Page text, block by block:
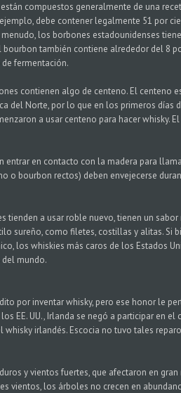
compuestos generalmente de una
debe contener legalmente 51 por
los borbones estadounidenses
también contiene alrededor del 8
fermentación.
contienen algo de centeno. El centeno
del Norte, por lo que en los primeros días
a usar centeno para hacer whisky.
entrar en contacto con la madera para
o bourbon rectos) deben envejecerse
tienden a usar roble nuevo, tienen un sabor
sureño, como filetes, costillas y alitas. Si
los whiskies más caros de los Estados
mundo.
por inventar whisky, pero ese honor le
EE. UU., Irlanda se negó a participar en el
irlandés. Escocia no tuvo tales
y vientos fuertes, que afectaron en
vientos, los árboles no crecen en